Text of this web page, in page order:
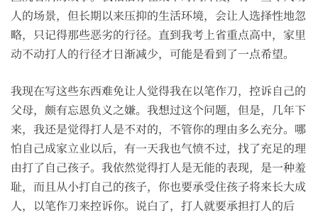
人的场景，但长期以来压抑的生活环境，会让人选择性地忽
略，只记得那些恶劣的行径。直到我考上省重点高中，家里
动不动打人的行径才日渐减少，可能是看到了一点希望。
我现在写这些东西难免让人觉得我在以笔作刀，控诉自己的
父母，颇有忘恩负义之嫌。我想过这个问题，但是，几年下
来，我还是觉得打人是不对的，不管你的理由多么充分。哪
怕自己成家立业以后，有一天我也气愤不过，找了充足的理
由打了自己孩子。我依然觉得打人是无能的表现，是一种羞
耻，而且从小打自己的孩子，你也要承受住孩子将来长大成
人，以笔作刀来控诉你。说白了，打人就要承担打人的后